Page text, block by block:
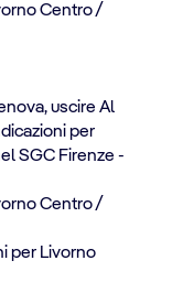
Centro /
uscire Al
per
SGC Firenze -
Centro /
per Livorno